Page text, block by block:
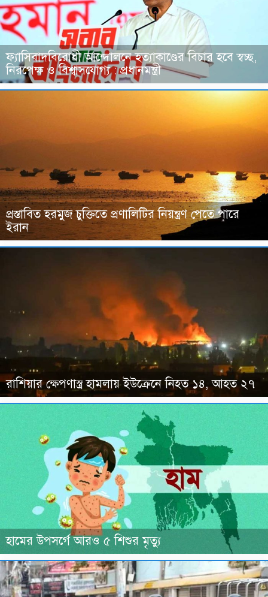
ফ্যাসিবাদবিরোধী আন্দোলনে হত্যাকাণ্ডের বিচার হবে স্বচ্ছ,
নিরপেক্ষ ও বিশ্বাসযোগ্য : প্রধানমন্ত্রী
প্রস্তাবিত হরমুজ চুক্তিতে প্রণালিটির নিয়ন্ত্রণ পেতে পারে
ইরান
রাশিয়ার ক্ষেপণাস্ত্র হামলায় ইউক্রেনে নিহত ১৪, আহত ২৭
হামের উপসর্গে আরও ৫ শিশুর মৃত্যু